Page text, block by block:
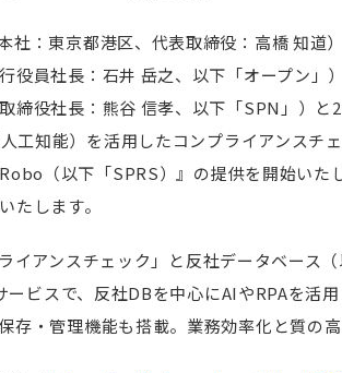
社：東京都港区、代表取締役：高橋 知道
役員社長：石井 岳之、以下「オープン」
締役社長：熊谷 信孝、以下「SPN」）
工知能）を活用したコンプライアンスチ
（以下「SPRS）』の提供を開始いた
たします。
アンスチェック」と反社データベース
ービスで、反社DBを中心にAIやRPAを活
存・管理機能も搭載。業務効率化と質の